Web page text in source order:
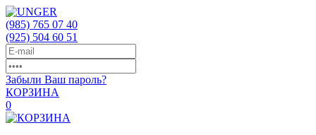
(985) 765 07 40
(925) 504 60 51
Забыли Ваш пароль?
КОРЗИНА
0